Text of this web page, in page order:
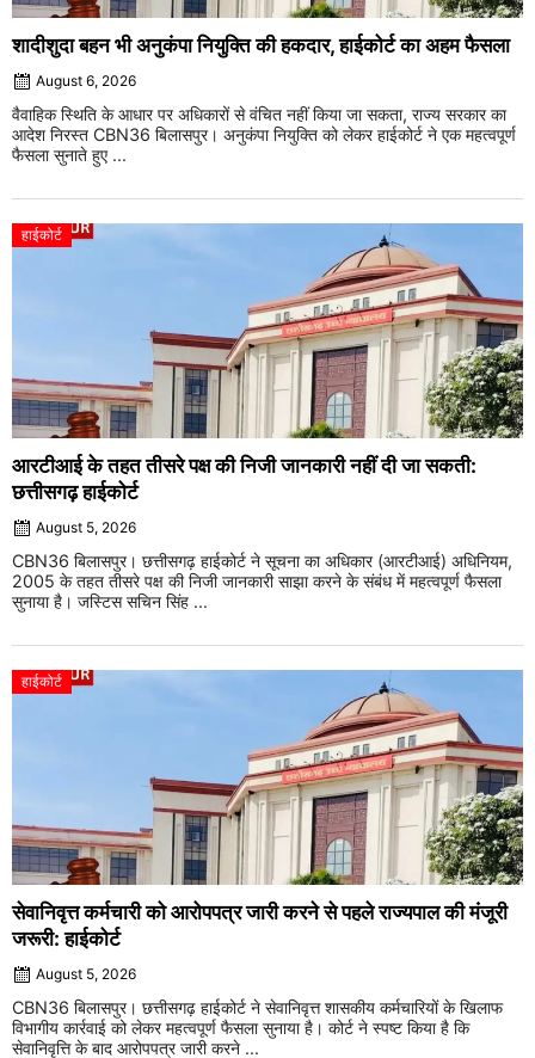
शादीशुदा बहन भी अनुकंपा नियुक्ति की हकदार, हाईकोर्ट का अहम फैसला
August 6, 2026
वैवाहिक स्थिति के आधार पर अधिकारों से वंचित नहीं किया जा सकता, राज्य सरकार का
आदेश निरस्त CBN36 बिलासपुर। अनुकंपा नियुक्ति को लेकर हाईकोर्ट ने एक महत्वपूर्ण
फैसला सुनाते हुए ...
हाईकोर्ट
आरटीआई के तहत तीसरे पक्ष की निजी जानकारी नहीं दी जा सकती:
छत्तीसगढ़ हाईकोर्ट
August 5, 2026
CBN36 बिलासपुर। छत्तीसगढ़ हाईकोर्ट ने सूचना का अधिकार (आरटीआई) अधिनियम,
2005 के तहत तीसरे पक्ष की निजी जानकारी साझा करने के संबंध में महत्वपूर्ण फैसला
सुनाया है। जस्टिस सचिन सिंह ...
हाईकोर्ट
सेवानिवृत्त कर्मचारी को आरोपपत्र जारी करने से पहले राज्यपाल की मंजूरी
जरूरी: हाईकोर्ट
August 5, 2026
CBN36 बिलासपुर। छत्तीसगढ़ हाईकोर्ट ने सेवानिवृत्त शासकीय कर्मचारियों के खिलाफ
विभागीय कार्रवाई को लेकर महत्वपूर्ण फैसला सुनाया है। कोर्ट ने स्पष्ट किया है कि
सेवानिवृत्ति के बाद आरोपपत्र जारी करने ...